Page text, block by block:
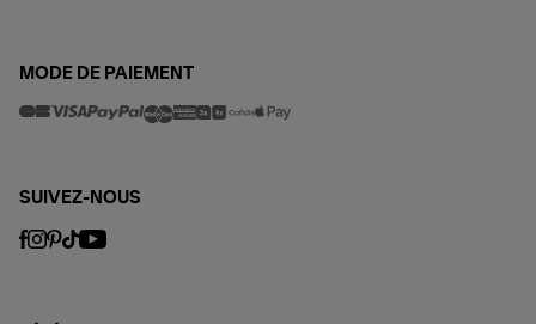
MODE DE PAIEMENT
SUIVEZ-NOUS